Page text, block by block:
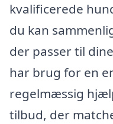
kvalificerede
du kan
der passer til
har brug for en
regelmæssig
tilbud, der